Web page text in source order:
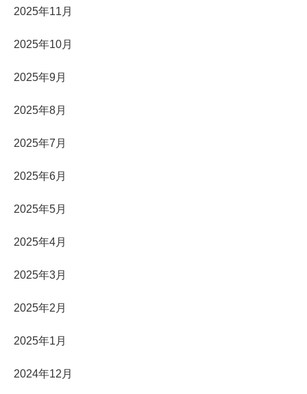
2025年11月
2025年10月
2025年9月
2025年8月
2025年7月
2025年6月
2025年5月
2025年4月
2025年3月
2025年2月
2025年1月
2024年12月